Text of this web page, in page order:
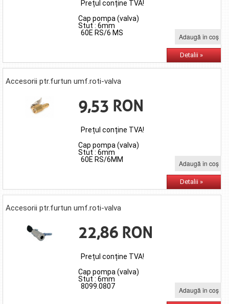
Prețul conține TVA!
Cap pompa (valva)
Stut : 6mm
60E RS/6 MS
Adaugă în coş
Detalii »
Accesorii ptr.furtun umf.roti-valva
9,53 RON
Prețul conține TVA!
Cap pompa (valva)
Stut : 6mm
60E RS/6MM
Adaugă în coş
Detalii »
Accesorii ptr.furtun umf.roti-valva
22,86 RON
Prețul conține TVA!
Cap pompa (valva)
Stut : 6mm
8099.0807
Adaugă în coş